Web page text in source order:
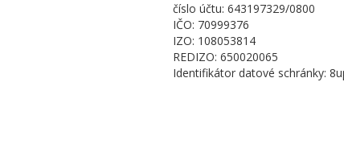
číslo účtu: 643197329/0800
IČO: 70999376
IZO: 108053814
REDIZO: 650020065
Identifikátor datové schránky: